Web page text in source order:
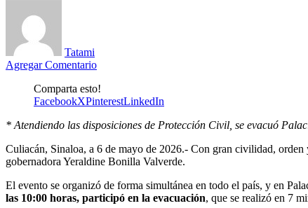
Tatami
Agregar Comentario
Comparta esto!
FacebookXPinterestLinkedIn
* Atendiendo las disposiciones de Protección Civil, se evacuó
Culiacán, Sinaloa, a 6 de mayo de 2026.- Con gran civilidad,
gobernadora Yeraldine Bonilla Valverde.
El evento se organizó de forma simultánea en todo el país, y en
las 10:00 horas, participó en la evacuación, que se realizó en 7